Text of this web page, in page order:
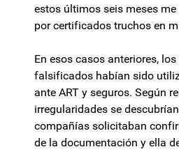
estos últimos seis meses
por certificados truchos en
En esos casos anteriores,
falsificados habían sido
ante ART y seguros. Según
irregularidades se
compañías solicitaban
de la documentación y ella